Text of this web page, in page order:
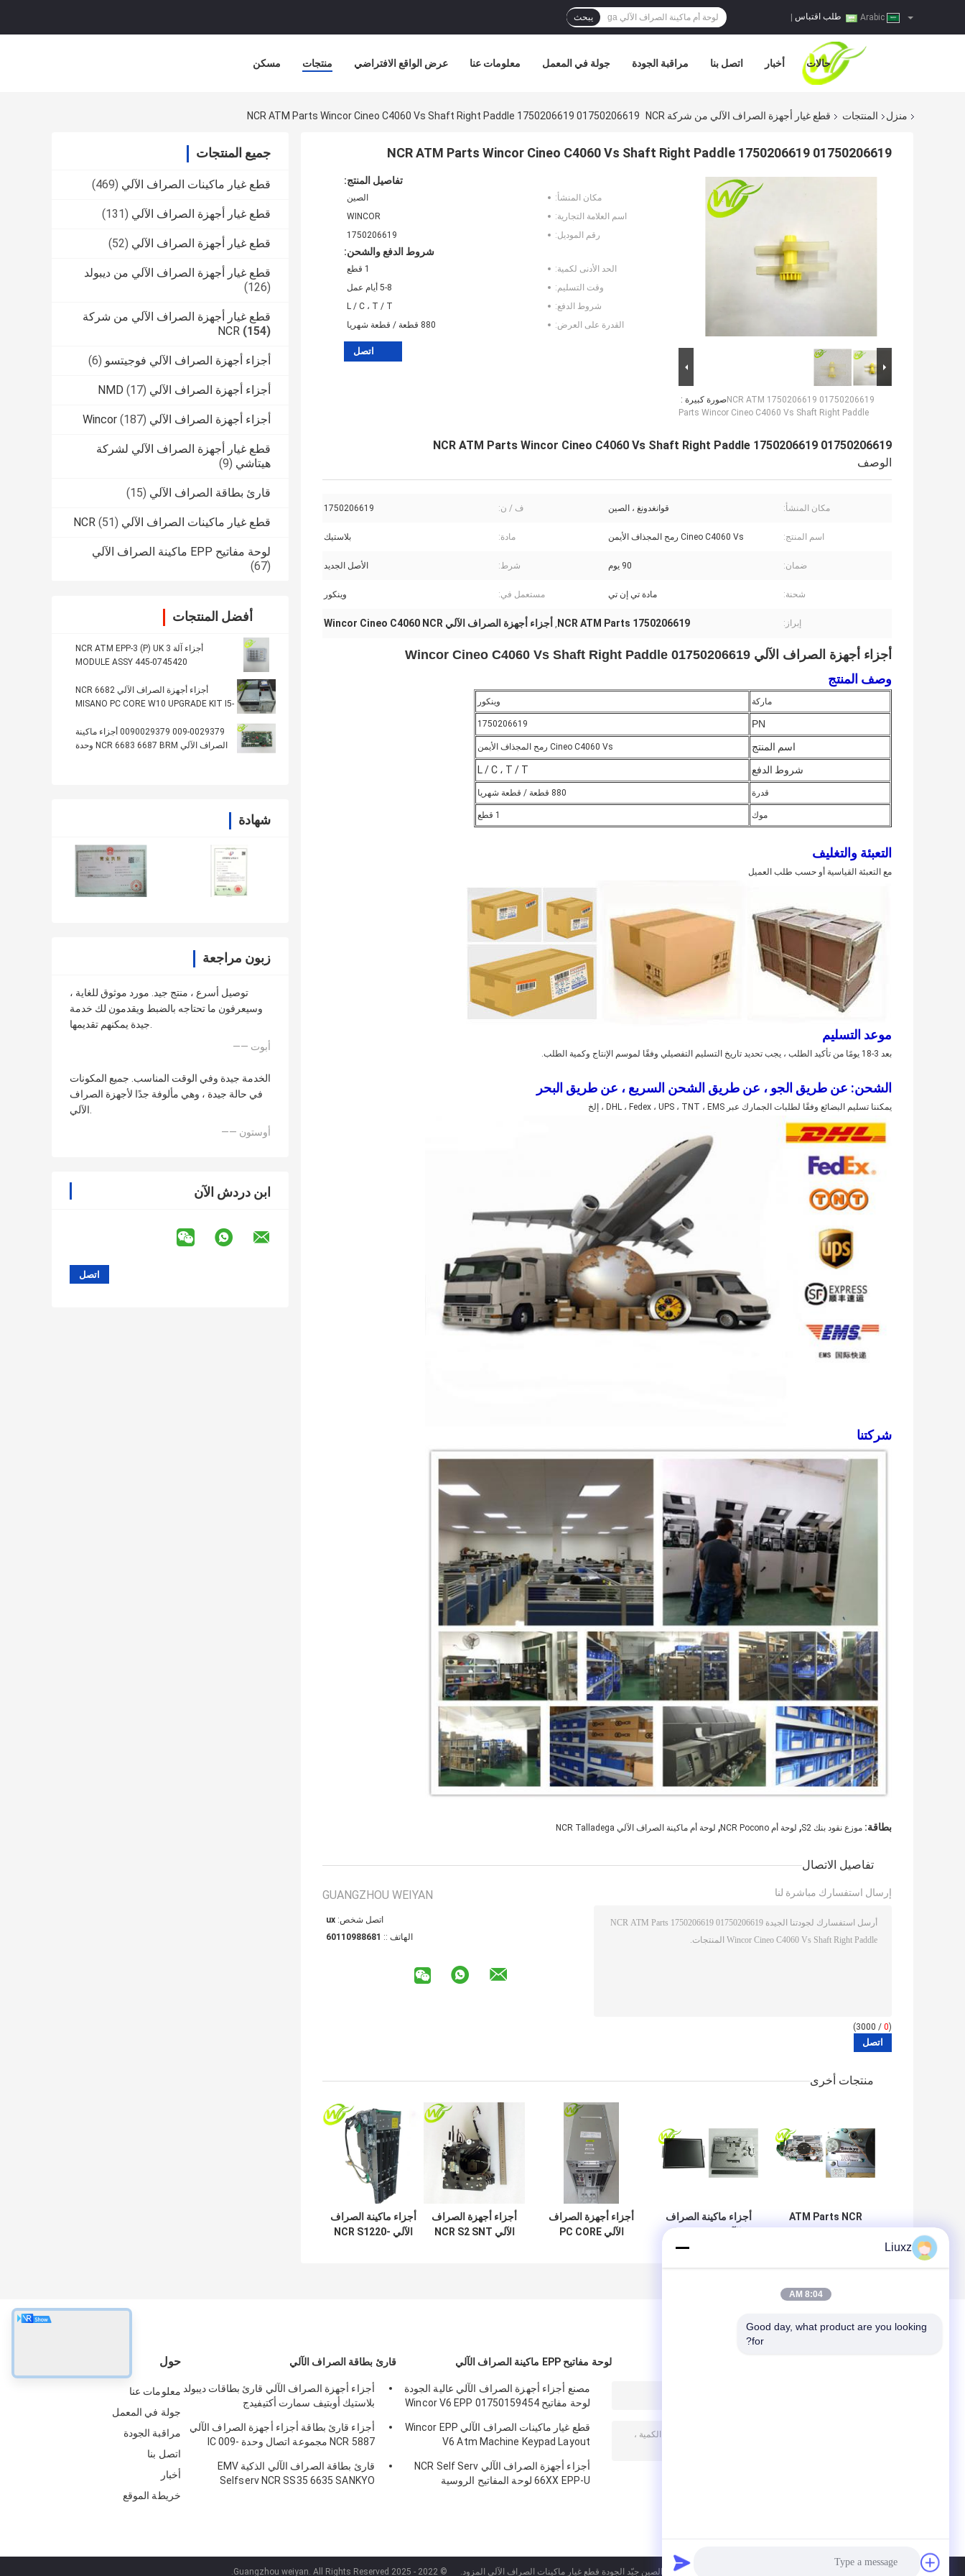
طلب اقتباس يبحث
مسكن منتجات عرض الواقع الافتراضي معلومات عنا جولة في المعمل مراقبة الجودة اتصل بنا أخبار حالات
منزل المنتجات قطع غيار أجهزة الصراف الآلي من شركة NCR 01750206619 1750206619 NCR ATM Parts Wincor Cineo C4060 Vs Shaft Right Paddle
جميع المنتجات
قطع غيار ماكينات الصراف الآلي (469)
قطع غيار أجهزة الصراف الآلي (131)
قطع غيار أجهزة الصراف الآلي (52)
قطع غيار أجهزة الصراف الآلي من ديبولد
(126)
قطع غيار أجهزة الصراف الآلي من شركة
NCR (154)
أجزاء أجهزة الصراف الآلي فوجيتسو (6)
أجزاء أجهزة الصراف الآلي NMD (17)
أجزاء أجهزة الصراف الآلي Wincor (187)
قطع غيار أجهزة الصراف الآلي لشركة
هيتاشي (9)
قارئ بطاقة الصراف الآلي (15)
قطع غيار ماكينات الصراف الآلي NCR (51)
لوحة مفاتيح EPP ماكينة الصراف الآلي
(67)
أفضل المنتجات
أجزاء آلة NCR ATM EPP-3 (P) UK 3
MODULE ASSY 445-0745420
أجزاء أجهزة الصراف الآلي NCR 6682
MISANO PC CORE W10 UPGRADE KIT I5-
009-0029379 0090029379 أجزاء ماكينة
الصراف الآلي NCR 6683 6687 BRM وحدة
شهادة
زبون مراجعة
توصيل أسرع ، منتج جيد. مورد موثوق للغاية ،
وسيعرفون ما تحتاجه بالضبط ويقدمون لك خدمة
جيدة يمكنهم تقديمها.
—— أبوت
الخدمة جيدة وفي الوقت المناسب. جميع المكونات
في حالة جيدة ، وهي مألوفة جدًا لأجهزة الصراف
الآلي.
—— أوستون
ابن دردش الآن
01750206619 1750206619 NCR ATM Parts Wincor Cineo C4060 Vs Shaft Right Paddle
صورة كبيرة :01750206619 1750206619 NCR ATM
Parts Wincor Cineo C4060 Vs Shaft Right Paddle
تفاصيل المنتج:
مكان المنشأ:
الصين
اسم العلامة التجارية:
WINCOR
رقم الموديل:
1750206619
شروط الدفع والشحن:
الحد الأدنى لكمية:
1 قطع
وقت التسليم:
5-8 أيام عمل
شروط الدفع:
L / C ، T / T
القدرة على العرض:
880 قطعة / قطعة شهريا
اتصل
01750206619 1750206619 NCR ATM Parts Wincor Cineo C4060 Vs Shaft Right Paddle
الوصف
مكان المنشأ: قوانغدونغ ، الصين ف / ن: 1750206619
اسم المنتج: Cineo C4060 Vs رمح المجذاف الأيمن مادة: بلاستيك
ضمان: 90 يوم شرط: الأصل الجديد
شحنة: مادة تي إن تي مستعمل في: وينكور
إبراز: 1750206619 NCR ATM Parts
, أجزاء أجهزة الصراف الآلي Wincor Cineo C4060 NCR
أجزاء أجهزة الصراف الآلي Wincor Cineo C4060 Vs Shaft Right Paddle 01750206619
وصف المنتج
ماركة وينكور
PN
1750206619
اسم المنتج Cineo C4060 Vs رمح المجذاف الأيمن
شروط الدفع L / C ، T / T
قدرة 880 قطعة / قطعة شهريا
موك 1 قطع
التعبئة والتغليف
مع التعبئة القياسية أو حسب طلب العميل
موعد التسليم
بعد 3-18 يومًا من تأكيد الطلب ، يجب تحديد تاريخ التسليم التفصيلي وفقًا لموسم الإنتاج وكمية الطلب.
الشحن: عن طريق الجو ، عن طريق الشحن السريع ، عن طريق البحر
يمكننا تسليم البضائع وفقًا لطلبات الجمارك عبر DHL ، Fedex ، UPS ، TNT ، EMS ، إلخ
شركتنا
بطاقة: موزع نقود بنك S2 , لوحة أم NCR Pocono , لوحة أم ماكينة الصراف الآلي NCR Talladega
تفاصيل الاتصال
GUANGZHOU WEIYAN
اتصل شخص: xu
الهاتف :: 18688901106
إرسال استفسارك مباشرة لنا
(
0
/ 3000)
منتجات أخرى
ATM Parts NCR
4450704480
أجزاء ماكينة الصراف
الآلي NCR ATM
Parts NCR 15
أجزاء أجهزة الصراف
الآلي PC CORE
أجزاء أجهزة الصراف
الآلي NCR S2 SNT
أجزاء ماكينة الصراف
الآلي NCR S1220-
حول
معلومات عنا
جولة في المعمل
مراقبة الجودة
اتصل بنا
أخبار
خريطة الموقع
قارئ بطاقة الصراف الآلي
أجزاء أجهزة الصراف الآلي قارئ بطاقات ديبولد
بلاستيك أوبتيف سمارت أكتيفيدج
أجزاء قارئ بطاقة أجزاء أجهزة الصراف الآلي
NCR 5887 مجموعة اتصال وحدة IC 009-
قارئ بطاقة الصراف الآلي الذكية EMV
Selfserv NCR SS35 6635 SANKYO
لوحة مفاتيح EPP ماكينة الصراف الآلي
مصنع أجزاء أجهزة الصراف الآلي عالية الجودة
لوحة مفاتيح Wincor V6 EPP 01750159454
قطع غيار ماكينات الصراف الآلي Wincor EPP
V6 Atm Machine Keypad Layout
أجزاء أجهزة الصراف الآلي NCR Self Serv
66XX EPP-U لوحة المفاتيح الروسية
سياسة الخصوصية | الصين جيّد الجودة قطع غيار ماكينات الصراف الآلي المزود. © 2022 - 2025 Guangzhou weiyan. All Rights Reserved.
Liuxz
8:04 AM
Good day, what product are you looking
for?